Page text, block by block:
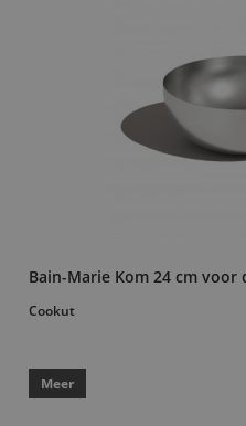
Bain-Marie Kom 24 cm voor
Cookut
Meer